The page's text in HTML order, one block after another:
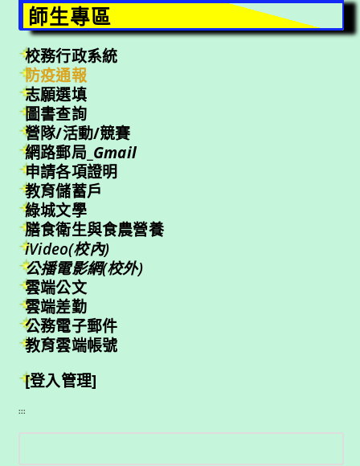
師生專區
校務行政系統
防疫通報
志願選填
圖書查詢
營隊/活動/競賽
網路郵局_ Gmail
申請各項證明
教育儲蓄戶
綠城文學
膳食衛生與食農營養
iVideo(校內)
公播電影網(校外)
雲端公文
雲端差勤
公務電子郵件
教育雲端帳號
[登入管理]
:::
搜
尋